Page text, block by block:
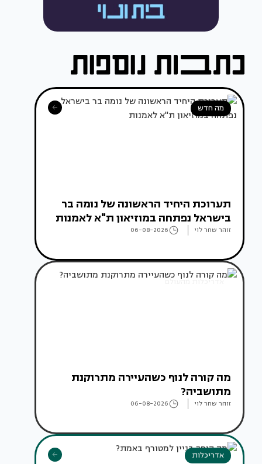
מה חדש
תערוכת היחיד הראשונה של נומה בר
בישראל נפתחה במוזיאון ת"א לאמנות
זוהר שחר לוי 06-08-2026
אדריכלות מהעולם
מה קורה לנוף כשהעיירה מתרוקנת
מתושביה?
זוהר שחר לוי 06-08-2026
אדריכלות